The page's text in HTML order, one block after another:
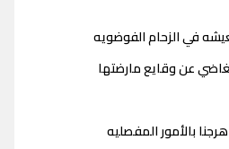
في الزحام الفوضويه
عن وقايع مارضتها
بالأمور المفصليه